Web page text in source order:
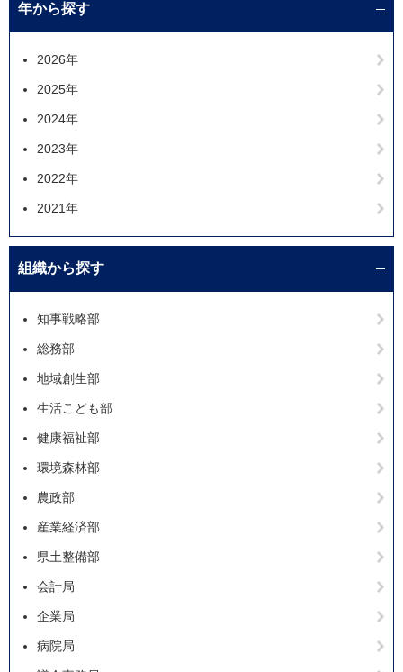
年から探す
2026年
2025年
2024年
2023年
2022年
2021年
組織から探す
知事戦略部
総務部
地域創生部
生活こども部
健康福祉部
環境森林部
農政部
産業経済部
県土整備部
会計局
企業局
病院局